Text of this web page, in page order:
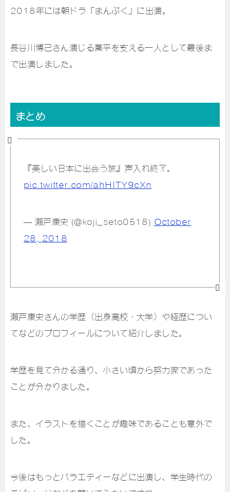
2018年には朝ドラ「まんぷく」に出演。
長谷川博己さん演じる萬平を支える一人として最後ま
で出演しました。
まとめ
『美しい日本に出会う旅』声入れ終了。
pic.twitter.com/ahHITY9cXn
— 瀬戸康史 (@koji_seto0518) October
28, 2018
瀬戸康史さんの学歴（出身高校・大学）や経歴につい
てなどのプロフィールについて紹介しました。
学歴を見て分かる通り、小さい頃から努力家であった
ことが分かりました。
また、イラストを描くことが趣味であることも意外で
した。
今後はもっとバラエティーなどに出演し、学生時代の